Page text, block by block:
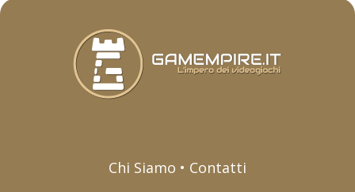
Chi Siamo • Contatti